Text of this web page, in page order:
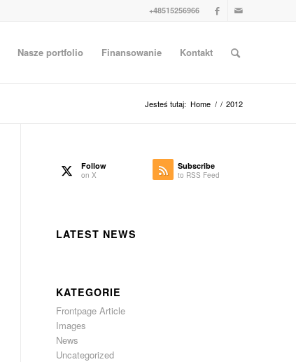
+48515256966
Nasze portfolio Finansowanie Kontakt
Jesteś tutaj: Home / / 2012
Follow
on X
Subscribe
to RSS Feed
LATEST NEWS
KATEGORIE
Frontpage Article
Images
News
Uncategorized